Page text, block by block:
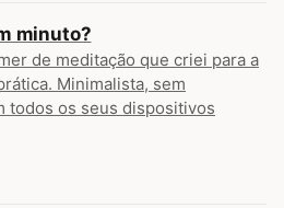
minuto?
de meditação que criei para a
Minimalista, sem
todos os seus dispositivos